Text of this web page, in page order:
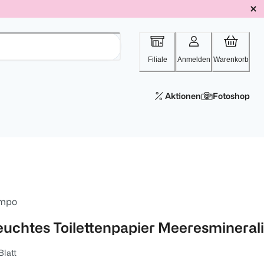
Filiale Anmelden Warenkorb
Aktionen Fotoshop
Toilettenpapier